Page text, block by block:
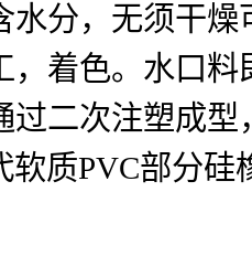
分，无须干燥
色。水口料
次注塑成型，
软质PVC部分硅